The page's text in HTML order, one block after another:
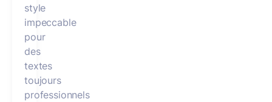
style
impeccable
pour
des
textes
toujours
professionnels